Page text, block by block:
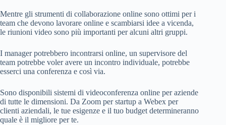
Mentre gli strumenti di collaborazione online sono ottimi per i
team che devono lavorare online e scambiarsi idee a vicenda,
le riunioni video sono più importanti per alcuni altri gruppi.
I manager potrebbero incontrarsi online, un supervisore del
team potrebbe voler avere un incontro individuale, potrebbe
esserci una conferenza e così via.
Sono disponibili sistemi di videoconferenza online per aziende
di tutte le dimensioni. Da Zoom per startup a Webex per
clienti aziendali, le tue esigenze e il tuo budget determineranno
quale è il migliore per te.